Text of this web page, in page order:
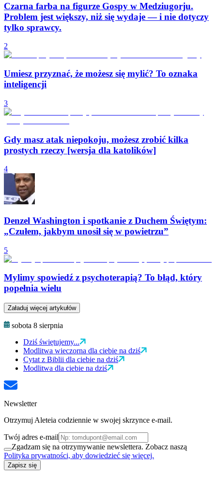
Czarna farba na figurze Gospy w Medziugorju.
Problem jest większy, niż się wydaje — i nie dotyczy
tylko sprawcy.
2
Umiesz przyznać, że możesz się mylić? To oznaka
inteligencji
3
Gdy masz atak niepokoju, możesz zrobić kilka
prostych rzeczy [wersja dla katolików]
4
Denzel Washington i spotkanie z Duchem Świętym:
„Czułem, jakbym unosił się w powietrzu”
5
Mylimy spowiedź z psychoterapią? To błąd, który
popełnia wielu
Załaduj więcej artykułów
sobota 8 sierpnia
Dziś świętujemy...
Modlitwa wieczorna dla ciebie na dziś
Cytat z Biblii dla ciebie na dziś
Modlitwa dla ciebie na dziś
Newsletter
Otrzymuj Aleteia codziennie w swojej skrzynce e-mail.
Twój adres e-mail
Zgadzam się na otrzymywanie newslettera. Zobacz naszą
Polityka prywatności, aby dowiedzieć się więcej.
Zapisz się